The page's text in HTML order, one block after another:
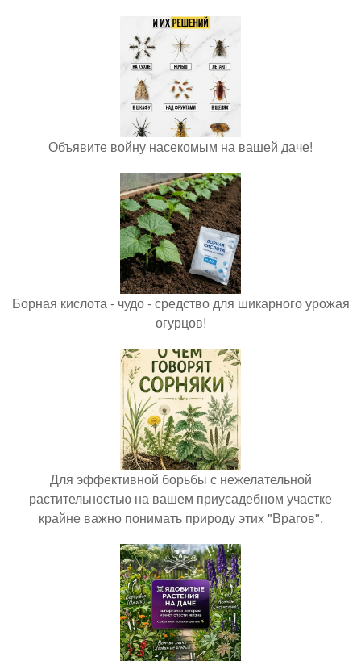
Объявите войну насекомым на вашей даче!
Борная кислота - чудо - средство для шикарного урожая
огурцов!
Для эффективной борьбы с нежелательной
растительностью на вашем приусадебном участке
крайне важно понимать природу этих "Врагов".